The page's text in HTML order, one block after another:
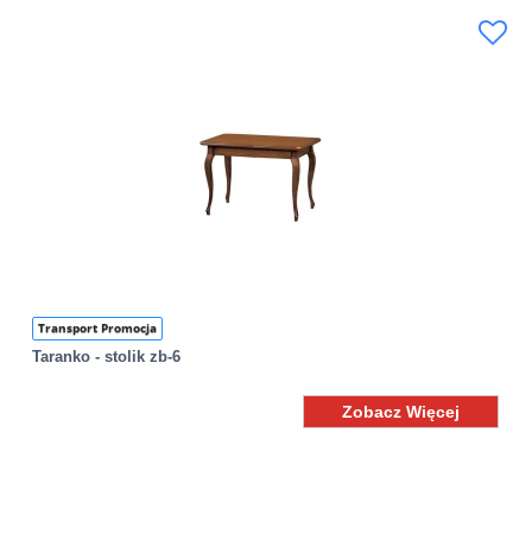
Transport Promocja
Taranko - stolik zb-6
Zobacz Więcej